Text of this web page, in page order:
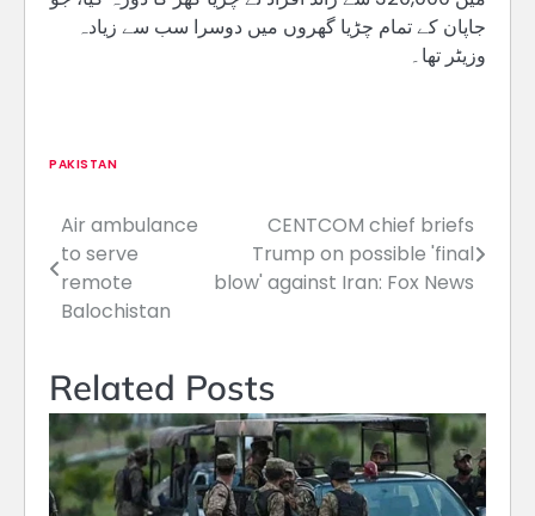
جاپان کے تمام چڑیا گھروں میں دوسرا سب سے زیادہ
وزیٹر تھا۔
PAKISTAN
Post
navigation
Air ambulance
to serve
remote
Balochistan
CENTCOM chief briefs
Trump on possible 'final
blow' against Iran: Fox News
Related Posts